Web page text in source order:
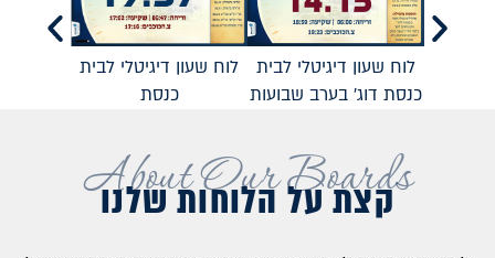
לוח שעון דיגיטלי לבית
כנסת
לוח שעון דיגיטלי לבית
כנסת דוג' בערב שבועות
About Our Boards
קצת על הלוחות שלנו